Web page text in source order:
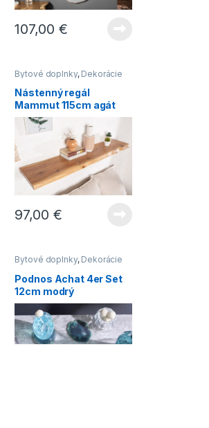
107,00 €
Bytové doplnky, Dekorácie
Regály
Nástenný regál
Mammut 115cm agát
97,00 €
Bytové doplnky, Dekorácie
do bytu
Novinky
Podnos Achat 4er Set
12cm modrý